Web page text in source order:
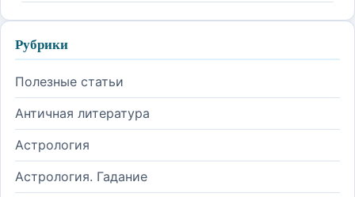
Рубрики
Полезные статьи
Античная литература
Астрология
Астрология. Гадание